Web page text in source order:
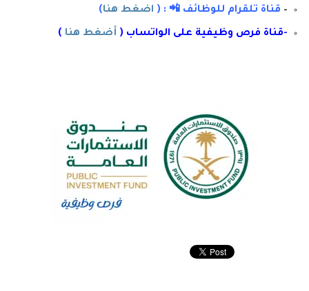
– قناة تلقرام للوظائف 📲 : ( اضغط هنا)
-قناة فرص وظيفية على الواتساب ( أضغط هنا )